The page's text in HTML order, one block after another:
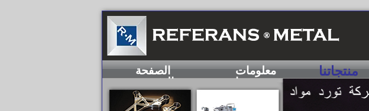
الصفحة
الرئيسية
معلومات
عنا
منتجاتنا